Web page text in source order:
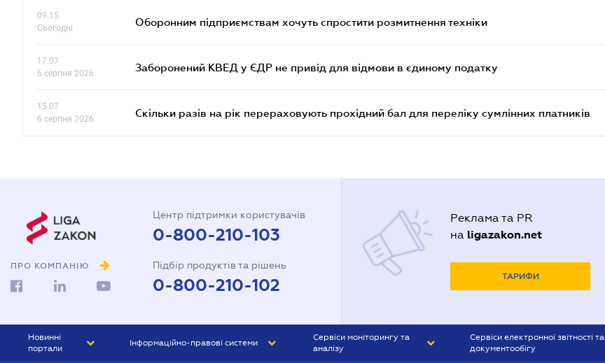
09.15
Сьогодні
Оборонним підприємствам хочуть спростити розмитнення техніки
17.07
6 серпня 2026
Заборонений КВЕД у ЄДР не привід для відмови в єдиному податку
15.07
6 серпня 2026
Скільки разів на рік перераховують прохідний бал для переліку сумлінних платників
ПРО КОМПАНІЮ
Центр підтримки користувачів
0-800-210-103
Підбір продуктів та рішень
0-800-210-102
Реклама та PR
на ligazakon.net
ТАРИФИ
Новинні
портали
Інформаційно-правові системи
Сервіси моніторингу та
аналізу
Сервіси електронної звітності та
документообігу